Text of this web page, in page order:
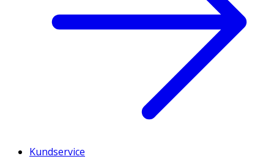
Kundservice